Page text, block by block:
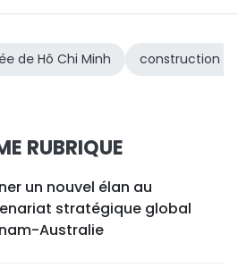
de Hô Chi Minh construction
RUBRIQUE
un nouvel élan au
stratégique global
Australie